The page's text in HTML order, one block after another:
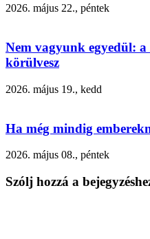
2026. május 22., péntek
Nem vagyunk egyedül: a
körülvesz
2026. május 19., kedd
Ha még mindig
2026. május 08., péntek
Szólj hozzá a